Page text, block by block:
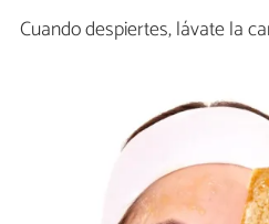
Cuando despiertes, lávate la